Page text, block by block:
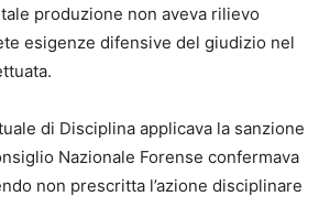
Cassazione e altre impugnazioni;
ingiunzione, sfratto e finita locazione;
e procedimento semplificato di
produzione non aveva rilievo
esigenze difensive del giudizio nel
di Disciplina applicava la sanzione
Nazionale Forense confermava
non prescritta l’azione disciplinare